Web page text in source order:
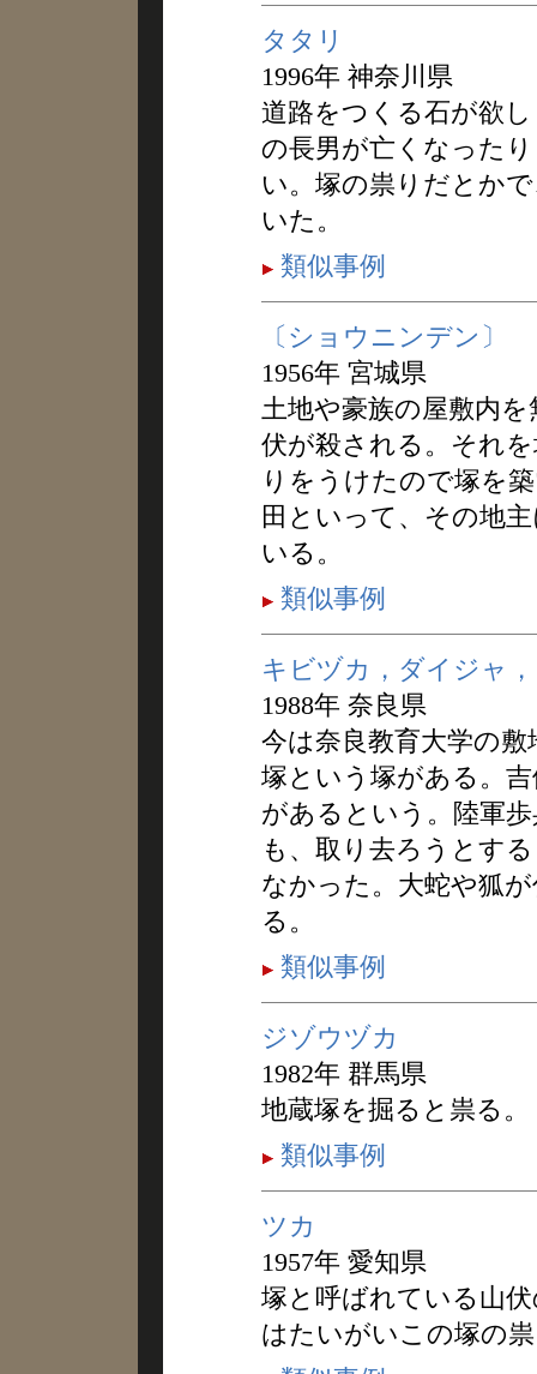
タタリ
1996年 神奈川県
道路をつくる石が欲
の長男が亡くなった
い。塚の祟りだとか
いた。
類似事例
〔ショウニンデン〕
1956年 宮城県
土地や豪族の屋敷内
伏が殺される。それ
りをうけたので塚を
田といって、その地
いる。
類似事例
キビヅカ，ダイジャ
1988年 奈良県
今は奈良教育大学の
塚という塚がある。
があるという。陸軍
も、取り去ろうとす
なかった。大蛇や狐
る。
類似事例
ジゾウヅカ
1982年 群馬県
地蔵塚を掘ると祟る。
類似事例
ツカ
1957年 愛知県
塚と呼ばれている山
はたいがいこの塚の